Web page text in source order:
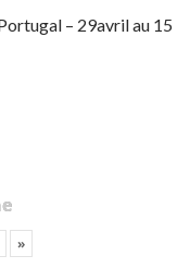
– 29avril au 15
»